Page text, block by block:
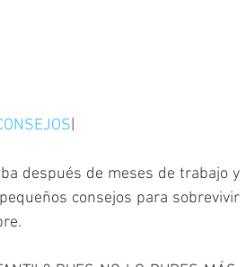
después de meses de trabajo y
consejos para sobrevivir